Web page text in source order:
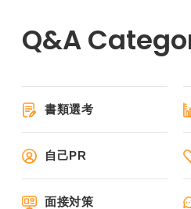
書類選考
自己PR
面接対策